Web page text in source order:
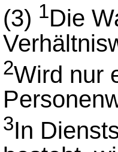
(3) 1Die
2Wird nur
3In